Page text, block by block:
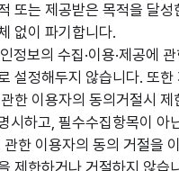
또는 제공받은 목적을 달성
없이 파기합니다.
정보의 수집·이용·제공에
설정해두지 않습니다. 또한
한 이용자의 동의거절시
시하고, 필수수집항목이 아
관한 이용자의 동의 거절을
제한하거나 거절하지 않습